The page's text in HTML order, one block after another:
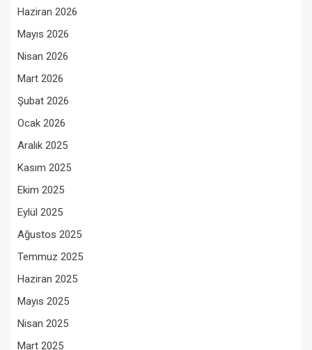
Haziran 2026
Mayıs 2026
Nisan 2026
Mart 2026
Şubat 2026
Ocak 2026
Aralık 2025
Kasım 2025
Ekim 2025
Eylül 2025
Ağustos 2025
Temmuz 2025
Haziran 2025
Mayıs 2025
Nisan 2025
Mart 2025